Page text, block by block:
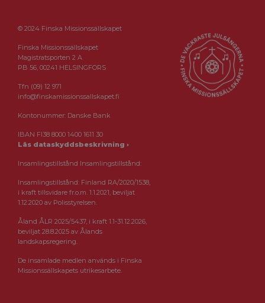
© 2024 Finska Missionssällskapet
Finska Missionssällskapet
Magistratsporten 2 A
PB 56, 00241 HELSINGFORS
Tfn (09) 12 971
info@finskamissionssallskapet.fi
Kontonummer: Danske Bank
IBAN FI38 8000 1400 1611 30
Läs dataskyddsbeskrivning ›
Insamlingstillstånd Insamlingstillstånd:
Insamlingstillstånd: Finland RA/2020/1538,
i kraft tillsvidare fr.o.m. 1.1.2021, beviljat
1.12.2020 av Polisstyrelsen.
Åland ÅLR 2025/5437, i kraft 1.1-31.12.2026,
beviljat 28.8.2025 av Ålands
landskapsregering.
De insamlade medlen används i Finska
Missionssällskapets utrikesarbete.